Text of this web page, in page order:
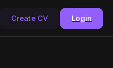
Create CV Login